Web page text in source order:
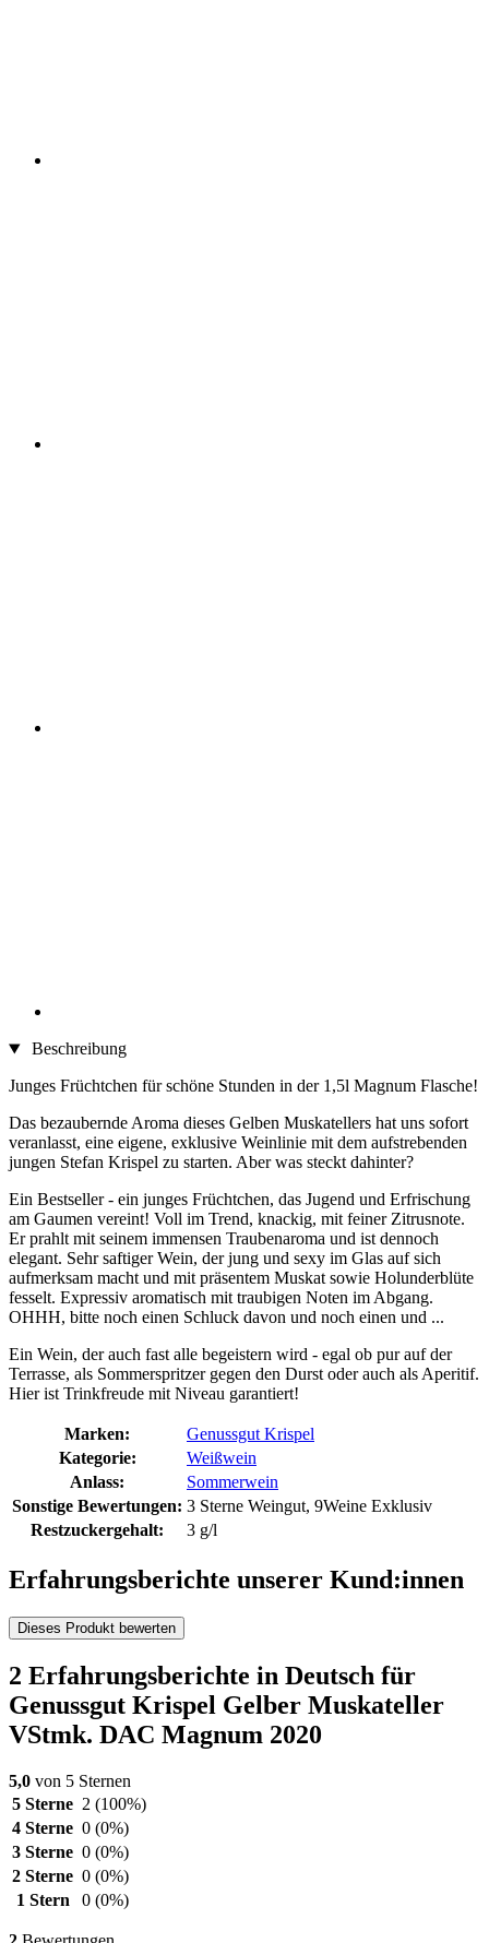
Beschreibung
Junges Früchtchen für schöne Stunden in der 1,5l Magnum Flasche!
Das bezaubernde Aroma dieses Gelben Muskatellers hat uns sofort
veranlasst, eine eigene, exklusive Weinlinie mit dem aufstrebenden
jungen Stefan Krispel zu starten. Aber was steckt dahinter?
Ein Bestseller - ein junges Früchtchen, das Jugend und Erfrischung
am Gaumen vereint! Voll im Trend, knackig, mit feiner Zitrusnote.
Er prahlt mit seinem immensen Traubenaroma und ist dennoch
elegant. Sehr saftiger Wein, der jung und sexy im Glas auf sich
aufmerksam macht und mit präsentem Muskat sowie Holunderblüte
fesselt. Expressiv aromatisch mit traubigen Noten im Abgang.
OHHH, bitte noch einen Schluck davon und noch einen und ...
Ein Wein, der auch fast alle begeistern wird - egal ob pur auf der
Terrasse, als Sommerspritzer gegen den Durst oder auch als Aperitif.
Hier ist Trinkfreude mit Niveau garantiert!
Marken:
Genussgut Krispel
Kategorie:
Weißwein
Anlass:
Sommerwein
Sonstige Bewertungen: 3 Sterne Weingut, 9Weine Exklusiv
Restzuckergehalt:
3 g/l
Erfahrungsberichte unserer Kund:innen
Dieses Produkt bewerten
2 Erfahrungsberichte in Deutsch für
Genussgut Krispel Gelber Muskateller
VStmk. DAC Magnum 2020
5,0 von 5 Sternen
5 Sterne 2 (100%)
4 Sterne 0 (0%)
3 Sterne 0 (0%)
2 Sterne 0 (0%)
1 Stern
0 (0%)